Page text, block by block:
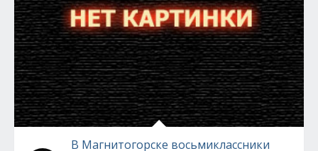
В Магнитогорске восьмиклассники